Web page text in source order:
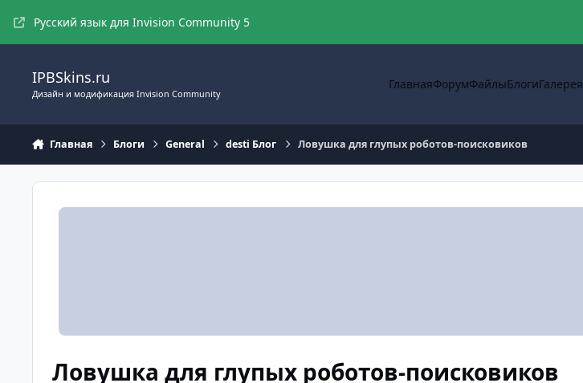
Русский язык для Invision Community 5
IPBSkins.ru
Дизайн и модификация Invision Community
ГлавнаяФорумФайлыБлогиГалерея
Главная Блоги General desti Блог Ловушка для глупых роботов-поисковиков
Ловушка для глупых роботов-поисковиков